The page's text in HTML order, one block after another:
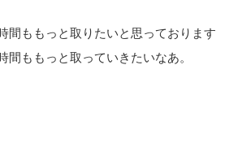
間ももっと取りたいと思っております
間ももっと取っていきたいなあ。